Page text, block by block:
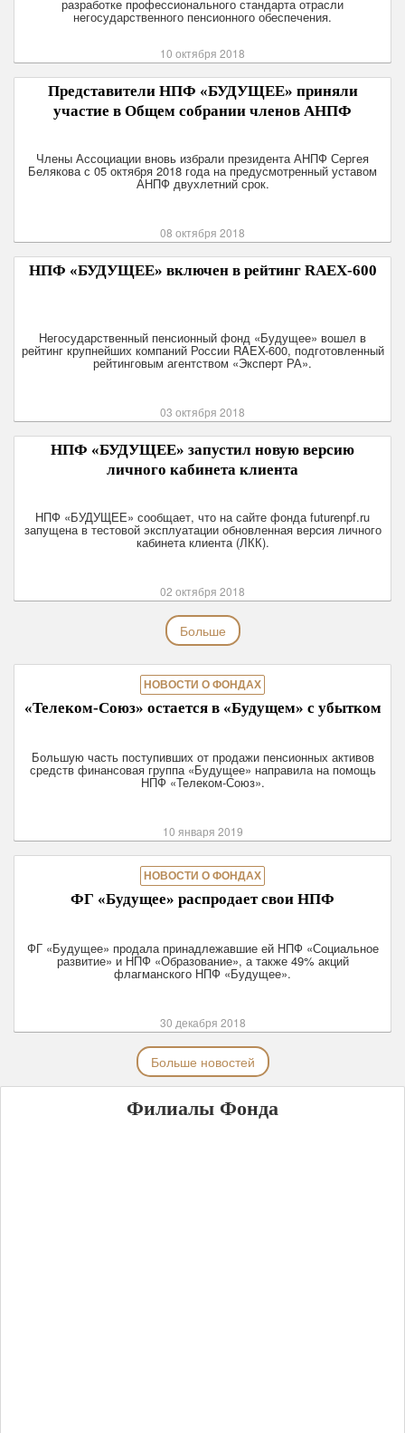
разработке профессионального стандарта отрасли
негосударственного пенсионного обеспечения.
10 октября 2018
Представители НПФ «БУДУЩЕЕ» приняли
участие в Общем собрании членов АНПФ
Члены Ассоциации вновь избрали президента АНПФ Сергея
Белякова с 05 октября 2018 года на предусмотренный уставом
АНПФ двухлетний срок.
08 октября 2018
НПФ «БУДУЩЕЕ» включен в рейтинг RAEX-600
Негосударственный пенсионный фонд «Будущее» вошел в
рейтинг крупнейших компаний России RAEX-600, подготовленный
рейтинговым агентством «Эксперт РА».
03 октября 2018
НПФ «БУДУЩЕЕ» запустил новую версию
личного кабинета клиента
НПФ «БУДУЩЕЕ» сообщает, что на сайте фонда futurenpf.ru
запущена в тестовой эксплуатации обновленная версия личного
кабинета клиента (ЛКК).
02 октября 2018
Больше
НОВОСТИ О ФОНДАХ
«Телеком-Союз» остается в «Будущем» с убытком
Большую часть поступивших от продажи пенсионных активов
средств финансовая группа «Будущее» направила на помощь
НПФ «Телеком-Союз».
10 января 2019
НОВОСТИ О ФОНДАХ
ФГ «Будущее» распродает свои НПФ
ФГ «Будущее» продала принадлежавшие ей НПФ «Социальное
развитие» и НПФ «Образование», а также 49% акций
флагманского НПФ «Будущее».
30 декабря 2018
Больше новостей
Филиалы Фонда